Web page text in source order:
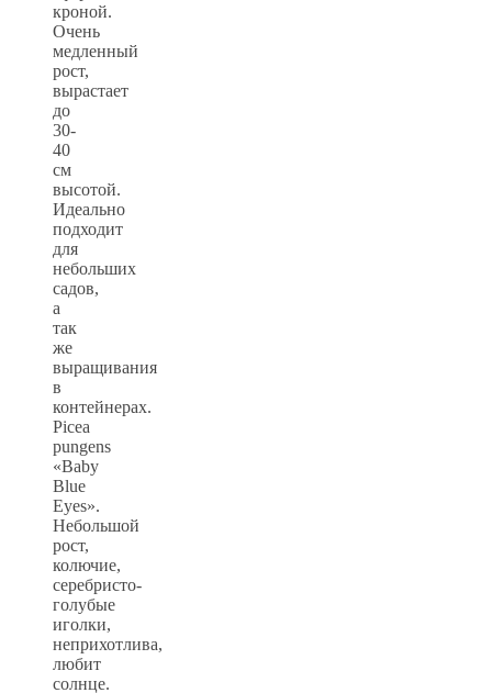
кроной.
Очень
медленный
рост,
вырастает
до
30-
40
см
высотой.
Идеально
подходит
для
небольших
садов,
а
так
же
выращивания
в
контейнерах.
Picea
pungens
«Baby
Blue
Eyes».
Небольшой
рост,
колючие,
серебристо-
голубые
иголки,
неприхотлива,
любит
солнце.